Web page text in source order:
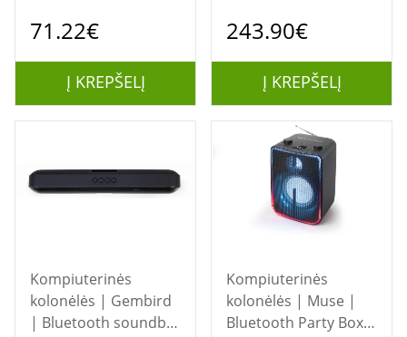
Bluetooth | Wireless
71.22€
Į KREPŠELĮ
| Bluetooth |
243.90€
Į KREPŠELĮ
Kompiuterinės
kolonėlės | Gembird
| Bluetooth soundbar
Kompiuterinės
kolonėlės | Muse |
Bluetooth Party Box